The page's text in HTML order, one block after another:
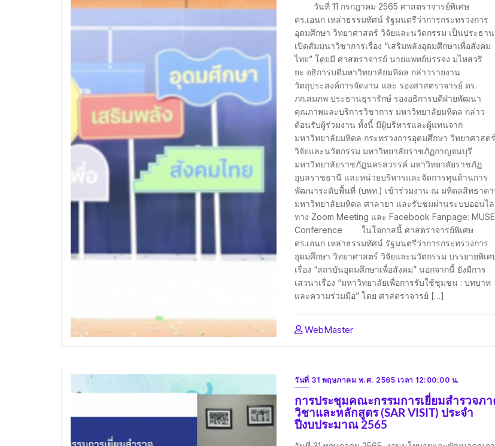
วันที่ 11 กรกฎาคม 2565 ศาสตราจารย์พิเศษ
ดร.เอนก เหล่าธรรมทัศน์ รัฐมนตรีว่าการกระทรวงการ
อุดมศึกษา วิทยาศาสตร์ วิจัยและนวัตกรรม เป็นประธาน
เปิดสัมมนาวิชาการเรื่อง “เสริมพลังอุดมศึกษาเพื่อสังคม
ไทย” โดยมี ศาสตราจารย์ นายแพทย์บรรจง มไหสวริ
ยะ อธิการบดีมหาวิทยาลัยมหิดล กล่าวรายงาน
วัตถุประสงค์การจัดงาน และ รองศาสตราจารย์ ดร.
ภก.สมภพ ประธานธุรารักษ์ รองอธิการบดีฝ่ายพัฒนา
คุณภาพและบริการวิชาการ มหาวิทยาลัยมหิดล กล่าว
ต้อนรับผู้ร่วมงาน ทั้งนี้ มีผู้บริหารและผู้แทนจาก
มหาวิทยาลัยมหิดล กระทรวงการอุดมศึกษา วิทยาศาสตร์
วิจัยและนวัตกรรม มหาวิทยาลัยราชภัฏกาญจนบุรี
มหาวิทยาลัยราชภัฏนครสวรรค์ มหาวิทยาลัยราชภัฏ
อุบลราชธานี และหน่วยบริหารและจัดการทุนด้านการ
พัฒนาระดับพื้นที่ (บพท.) เข้าร่วมงาน ณ มหิดลสิทธาคา
มหาวิทยาลัยมหิดล ศาลายา และรับชมผ่านระบบออนไ
ทาง Zoom Meeting และ Facebook Fanpage:
Conference ในโอกาสนี้ ศาสตราจารย์พิเศษ
ดร.เอนก เหล่าธรรมทัศน์ รัฐมนตรีว่าการกระทรวงการ
อุดมศึกษา วิทยาศาสตร์ วิจัยและนวัตกรรม บรรยายพิเศ
เรื่อง “สถาบันอุดมศึกษาเพื่อสังคม” นอกจากนี้ ยังมีการ
เสวนาเรื่อง “มหาวิทยาลัยเพื่อการรับใช้ชุมชน : บทบาท
และความร่วมมือ” โดย ศาสตราจารย์ […]
WebMaster
วันที่ 31 พฤษภาคม พ.ศ. 2565 เวลา 12:00:00 น.
การประชุมคณะกรรมการเยี่ยมสำรวจภ
วิชาและหลักสูตร (SAR VISIT) ประจำ
ปีงบประมาณ 2565